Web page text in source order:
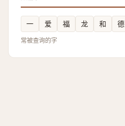
一 爱 福 龙 和 德
常被查询的字